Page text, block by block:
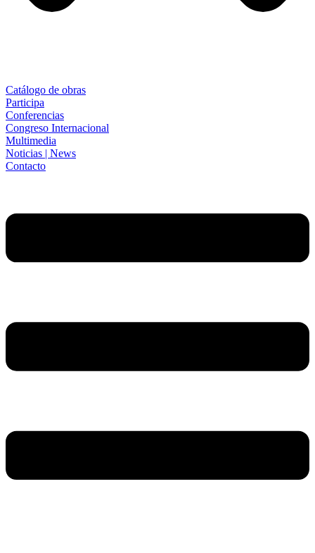
Catálogo de obras
Participa
Conferencias
Congreso Internacional
Multimedia
Noticias | News
Contacto